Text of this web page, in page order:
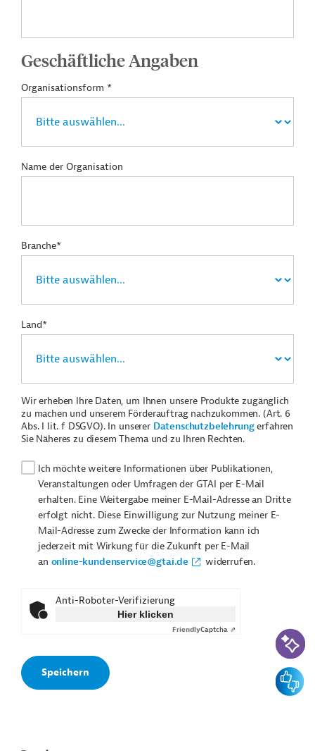
Geschäftliche Angaben
Organisationsform *
Name der Organisation
Branche*
Land*
Wir erheben Ihre Daten, um Ihnen unsere Produkte zugänglich
zu machen und unserem Förderauftrag nachzukommen. (Art. 6
Abs. I lit. f DSGVO). In unserer Datenschutzbelehrungerfahren
Sie Näheres zu diesem Thema und zu Ihren Rechten.
Ich möchte weitere Informationen über Publikationen,
Veranstaltungen oder Umfragen der GTAI per E-Mail
erhalten. Eine Weitergabe meiner E-Mail-Adresse an Dritte
erfolgt nicht. Diese Einwilligung zur Nutzung meiner E-
Mail-Adresse zum Zwecke der Information kann ich
jederzeit mit Wirkung für die Zukunft per E-Mail
an online-kundenservice@gtai.de widerrufen.
Anti-Roboter-Verifizierung
Hier klicken
FriendlyCaptcha ⇗ KI-